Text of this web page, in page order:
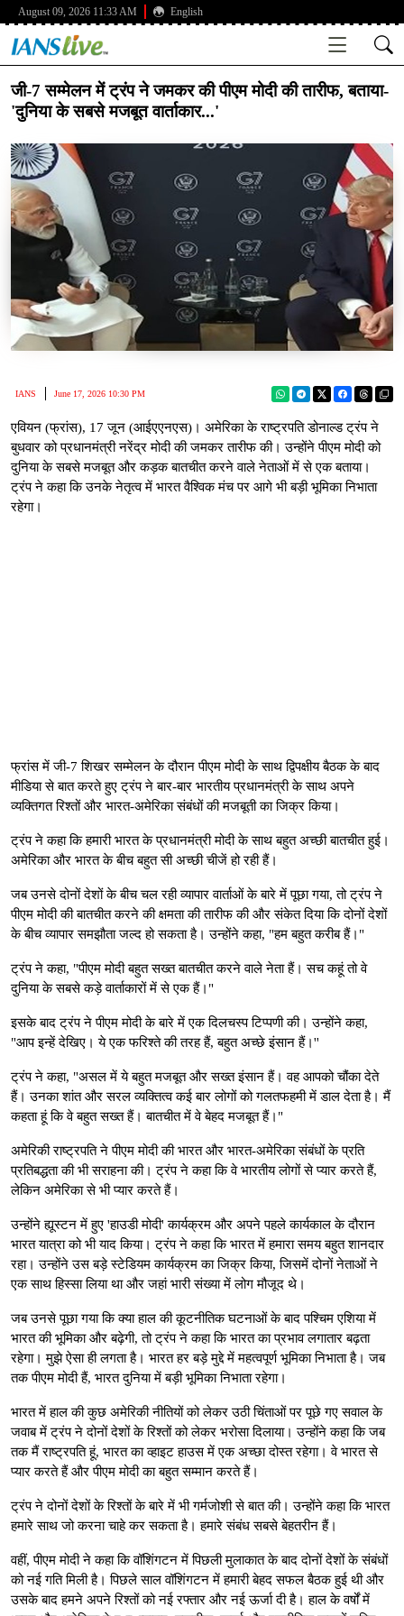
August 09, 2026 11:33 AM English
जी-7 सम्मेलन में ट्रंप ने जमकर की पीएम मोदी की तारीफ, बताया-
'दुनिया के सबसे मजबूत वार्ताकार...'
IANS June 17, 2026 10:30 PM
एवियन (फ्रांस), 17 जून (आईएएनएस)। अमेरिका के राष्ट्रपति डोनाल्ड ट्रंप ने
बुधवार को प्रधानमंत्री नरेंद्र मोदी की जमकर तारीफ की। उन्होंने पीएम मोदी को
दुनिया के सबसे मजबूत और कड़क बातचीत करने वाले नेताओं में से एक बताया।
ट्रंप ने कहा कि उनके नेतृत्व में भारत वैश्विक मंच पर आगे भी बड़ी भूमिका निभाता
रहेगा।
फ्रांस में जी-7 शिखर सम्मेलन के दौरान पीएम मोदी के साथ द्विपक्षीय बैठक के बाद
मीडिया से बात करते हुए ट्रंप ने बार-बार भारतीय प्रधानमंत्री के साथ अपने
व्यक्तिगत रिश्तों और भारत-अमेरिका संबंधों की मजबूती का जिक्र किया।
ट्रंप ने कहा क‍ि हमारी भारत के प्रधानमंत्री मोदी के साथ बहुत अच्छी बातचीत हुई।
अमेरिका और भारत के बीच बहुत सी अच्छी चीजें हो रही हैं।
जब उनसे दोनों देशों के बीच चल रही व्यापार वार्ताओं के बारे में पूछा गया, तो ट्रंप ने
पीएम मोदी की बातचीत करने की क्षमता की तारीफ की और संकेत दिया कि दोनों देशों
के बीच व्यापार समझौता जल्द हो सकता है। उन्‍होंने कहा, "हम बहुत करीब हैं।"
ट्रंप ने कहा, "पीएम मोदी बहुत सख्त बातचीत करने वाले नेता हैं। सच कहूं तो वे
दुनिया के सबसे कड़े वार्ताकारों में से एक हैं।"
इसके बाद ट्रंप ने पीएम मोदी के बारे में एक दिलचस्प टिप्पणी की। उन्होंने कहा,
"आप इन्हें देखिए। ये एक फरिश्ते की तरह हैं, बहुत अच्छे इंसान हैं।''
ट्रंप ने कहा, "असल में ये बहुत मजबूत और सख्त इंसान हैं। वह आपको चौंका देते
हैं। उनका शांत और सरल व्यक्तित्व कई बार लोगों को गलतफहमी में डाल देता है। मैं
कहता हूं कि वे बहुत सख्त हैं। बातचीत में वे बेहद मजबूत हैं।"
अमेरिकी राष्ट्रपति ने पीएम मोदी की भारत और भारत-अमेरिका संबंधों के प्रति
प्रतिबद्धता की भी सराहना की। ट्रंप ने कहा क‍ि वे भारतीय लोगों से प्यार करते हैं,
लेकिन अमेरिका से भी प्यार करते हैं।
उन्होंने ह्यूस्टन में हुए 'हाउडी मोदी' कार्यक्रम और अपने पहले कार्यकाल के दौरान
भारत यात्रा को भी याद किया। ट्रंप ने कहा क‍ि भारत में हमारा समय बहुत शानदार
रहा। उन्होंने उस बड़े स्टेडियम कार्यक्रम का जिक्र किया, जिसमें दोनों नेताओं ने
एक साथ हिस्सा लिया था और जहां भारी संख्या में लोग मौजूद थे।
जब उनसे पूछा गया कि क्या हाल की कूटनीतिक घटनाओं के बाद पश्चिम एशिया में
भारत की भूमिका और बढ़ेगी, तो ट्रंप ने कहा कि भारत का प्रभाव लगातार बढ़ता
रहेगा। मुझे ऐसा ही लगता है। भारत हर बड़े मुद्दे में महत्वपूर्ण भूमिका निभाता है। जब
तक पीएम मोदी हैं, भारत दुनिया में बड़ी भूमिका निभाता रहेगा।
भारत में हाल की कुछ अमेरिकी नीतियों को लेकर उठी चिंताओं पर पूछे गए सवाल के
जवाब में ट्रंप ने दोनों देशों के रिश्तों को लेकर भरोसा दिलाया। उन्होंने कहा क‍ि जब
तक मैं राष्ट्रपति हूं, भारत का व्हाइट हाउस में एक अच्छा दोस्त रहेगा। वे भारत से
प्यार करते हैं और पीएम मोदी का बहुत सम्मान करते हैं।
ट्रंप ने दोनों देशों के रिश्तों के बारे में भी गर्मजोशी से बात की। उन्होंने कहा क‍ि भारत
हमारे साथ जो करना चाहे कर सकता है। हमारे संबंध सबसे बेहतरीन हैं।
वहीं, पीएम मोदी ने कहा कि वॉशिंगटन में पिछली मुलाकात के बाद दोनों देशों के संबंधों
को नई गति मिली है। पिछले साल वॉशिंगटन में हमारी बेहद सफल बैठक हुई थी और
उसके बाद हमने अपने रिश्तों को नई रफ्तार और नई ऊर्जा दी है। हाल के वर्षों में